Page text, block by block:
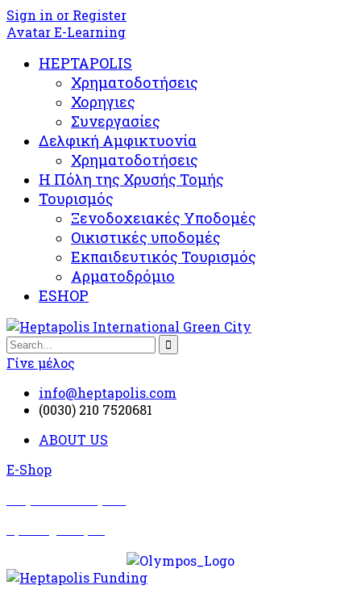
Sign in or Register
Avatar E-Learning
HEPTAPOLIS
Χρηματοδοτήσεις
Χορηγιες
Συνεργασίες
Δελφική Αμφικτυονία
Χρηματοδοτήσεις
Η Πόλη της Χρυσής Τομής
Τουρισμός
Ξενοδοχειακές Υποδομές​
Oικιστικές υποδομές
Εκπαιδευτικός Τουρισμός
Αρματοδρόμιο
ESHOP
Γίνε μέλος
info@heptapolis.com
(0030) 210 7520681
ABOUT US
E-Shop